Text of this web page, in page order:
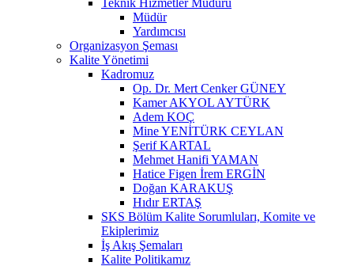
Müdür
Yardımcısı
Organizasyon Şeması
Kalite Yönetimi
Kadromuz
Op. Dr. Mert Cenker GÜNEY
Kamer AKYOL AYTÜRK
Adem KOÇ
Mine YENİTÜRK CEYLAN
Şerif KARTAL
Mehmet Hanifi YAMAN
Hatice Figen İrem ERGİN
Doğan KARAKUŞ
Hıdır ERTAŞ
SKS Bölüm Kalite Sorumluları, Komite ve
Ekiplerimiz
İş Akış Şemaları
Kalite Politikamız